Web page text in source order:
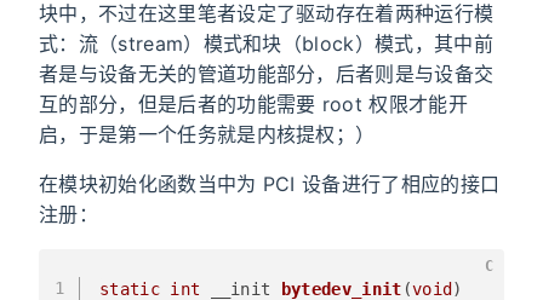
块中，不过在这里笔者设定了驱动存在着两种运行模
式：流（stream）模式和块（block）模式，其中前
者是与设备无关的管道功能部分，后者则是与设备交
互的部分，但是后者的功能需要 root 权限才能开
启，于是第一个任务就是内核提权；）
在模块初始化函数当中为 PCI 设备进行了相应的接口
注册：
1
static int __init bytedev_init (void)
C